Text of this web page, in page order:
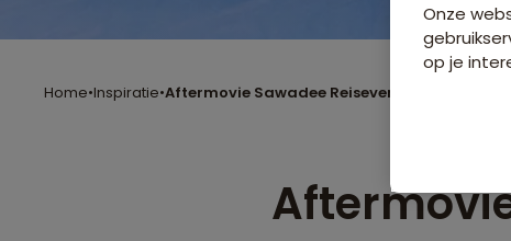
Home•Inspiratie•Aftermovie Sawadee Reisevent 2025
Onze
op je